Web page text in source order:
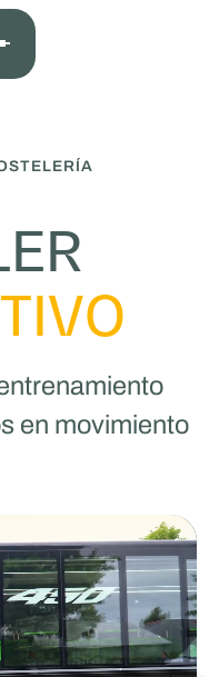
en movimiento